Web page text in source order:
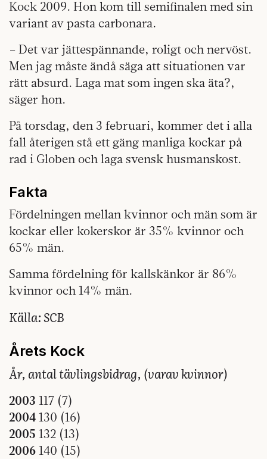
Kock 2009. Hon kom till semifinalen med sin
variant av pasta carbonara.
– Det var jättespännande, roligt och nervöst.
Men jag måste ändå säga att situationen var
rätt absurd. Laga mat som ingen ska äta?,
säger hon.
På torsdag, den 3 februari, kommer det i alla
fall återigen stå ett gäng manliga kockar på
rad i Globen och laga svensk husmanskost.
Fakta
Fördelningen mellan kvinnor och män som är
kockar eller kokerskor är 35% kvinnor och
65% män.
Samma fördelning för kallskänkor är 86%
kvinnor och 14% män.
Källa: SCB
Årets Kock
År, antal tävlingsbidrag, (varav kvinnor)
2003 117 (7)
2004 130 (16)
2005 132 (13)
2006 140 (15)